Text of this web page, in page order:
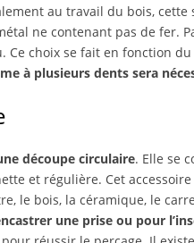
au travail du bois, cette
ne contenant pas de fer.
Ce choix se fait en fonction
à plusieurs dents sera
découpe circulaire. Elle se
et régulière. Cet
le bois, la céramique, le
une prise ou pour